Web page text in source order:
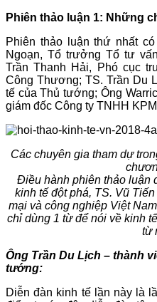
Phiên thảo luận 1: Những
Phiên thảo luận thứ nhất
Ngoạn, Tổ trưởng Tổ tư
Trần Thanh Hải, Phó cục
Công Thương; TS. Trần Du
tế của Thủ tướng; Ông
giám đốc Công ty TNHH
Các chuyên gia tham dự
Điều hành phiên thảo luận
kinh tế đột phá, TS. Vũ
mại và công nghiệp Việt
chỉ dùng 1 từ để nói về kinh
từ
Ông Trần Du Lịch – thành
tướng:
Diễn đàn kinh tế lần này là